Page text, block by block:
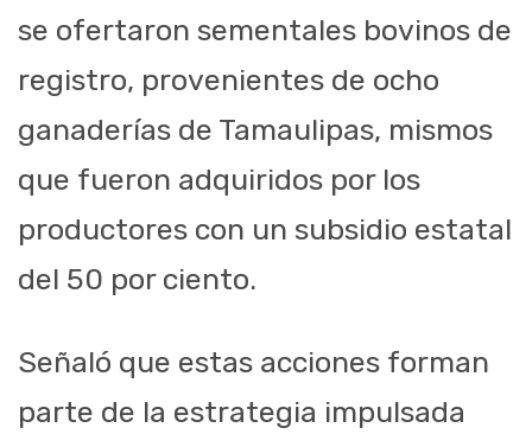
se ofertaron sementales bovinos de
registro, provenientes de ocho
ganaderías de Tamaulipas, mismos
que fueron adquiridos por los
productores con un subsidio estatal
del 50 por ciento.
Señaló que estas acciones forman
parte de la estrategia impulsada